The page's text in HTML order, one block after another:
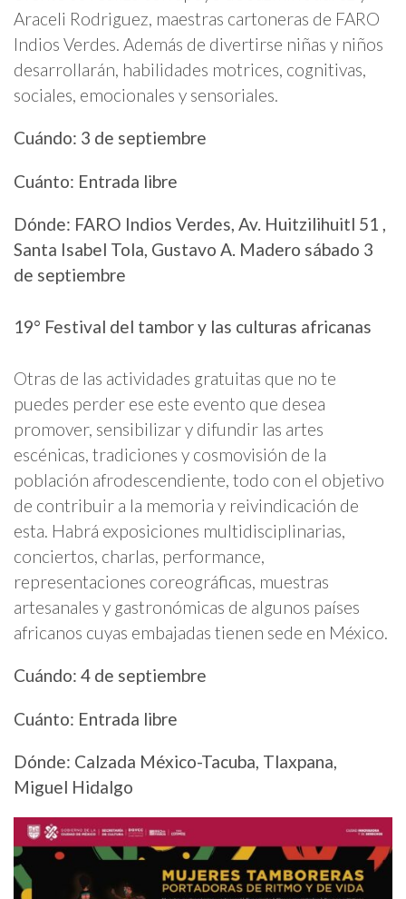
Araceli Rodriguez, maestras cartoneras de FARO
Indios Verdes. Además de divertirse niñas y niños
desarrollarán, habilidades motrices, cognitivas,
sociales, emocionales y sensoriales.
Cuándo: 3 de septiembre
Cuánto: Entrada libre
Dónde: FARO Indios Verdes, Av. Huitzilihuitl 51 ,
Santa Isabel Tola, Gustavo A. Madero sábado 3
de septiembre
19° Festival del tambor y las culturas africanas
Otras de las actividades gratuitas que no te
puedes perder ese este evento que desea
promover, sensibilizar y difundir las artes
escénicas, tradiciones y cosmovisión de la
población afrodescendiente, todo con el objetivo
de contribuir a la memoria y reivindicación de
esta. Habrá exposiciones multidisciplinarias,
conciertos, charlas, performance,
representaciones coreográficas, muestras
artesanales y gastronómicas de algunos países
africanos cuyas embajadas tienen sede en México.
Cuándo: 4 de septiembre
Cuánto: Entrada libre
Dónde: Calzada México-Tacuba, Tlaxpana,
Miguel Hidalgo